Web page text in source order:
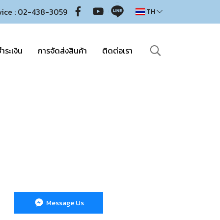
: 02-438-3059 TH
ระเงิน การจัดส่งสินค้า ติดต่อเรา
Message Us